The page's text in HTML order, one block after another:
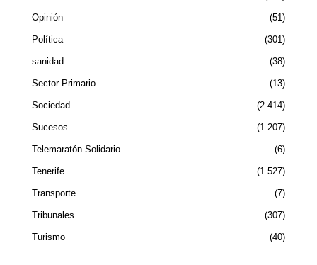
Opinión 51
Política 301
sanidad 38
Sector Primario 13
Sociedad 2.414
Sucesos 1.207
Telemaratón Solidario 6
Tenerife 1.527
Transporte 7
Tribunales 307
Turismo 40